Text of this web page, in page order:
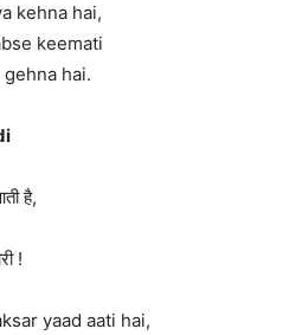
kehna hai,
keemati
hai.
है,
!
yaad aati hai,